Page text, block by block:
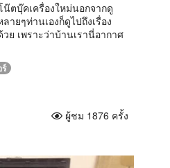
ตบุ๊คเครื่องใหม่นอกจากดู
ายๆท่านเองก็ดูไปถึงเรื่อง
ย เพราะว่าบ้านเรานี่อากาศ
ผู้ชม 1876 ครั้ง